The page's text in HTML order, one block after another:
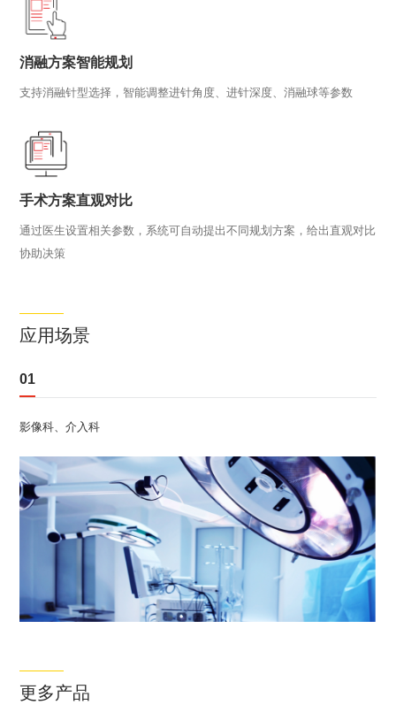
消融方案智能规划
支持消融针型选择，智能调整进针角度、进针深度、消融球等参数
手术方案直观对比
通过医生设置相关参数，系统可自动提出不同规划方案，给出直观对比
协助决策
应用场景
01
影像科、介入科
更多产品